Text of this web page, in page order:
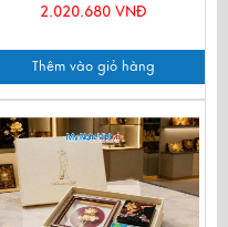
2.020.680 VNĐ
Thêm vào giỏ hàng